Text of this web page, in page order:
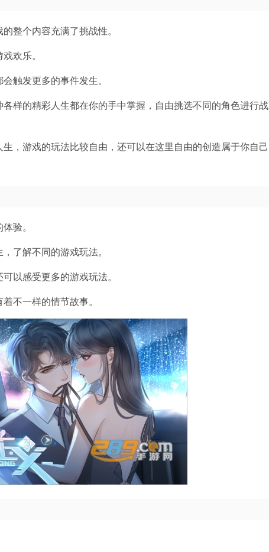
整个内容充满了挑战性。
欢乐。
触发更多的事件发生。
样的精彩人生都在你的手中掌握，自由挑选不同的角色进行战
，游戏的玩法比较自由，还可以在这里自由的创造属于你自己
验。
了解不同的游戏玩法。
以感受更多的游戏玩法。
不一样的情节故事。